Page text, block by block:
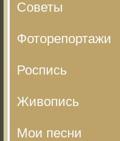
Советы
Фоторепортажи
Роспись
Живопись
Мои песни